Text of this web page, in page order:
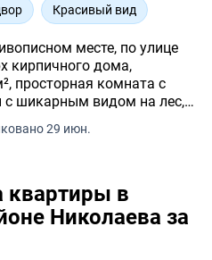
Красивый вид
месте, по улице
просторная комната с
с шикарным видом на лес,
воздух, напоенный
29 июн.
квартиры в
Николаева за